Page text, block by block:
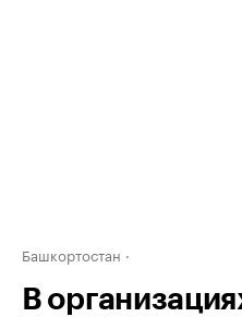
Башкортостан
В